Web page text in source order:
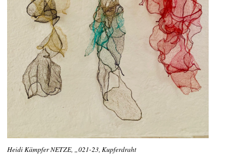
Heidi Kämpfer NETZE, „021-23, Kupferdraht